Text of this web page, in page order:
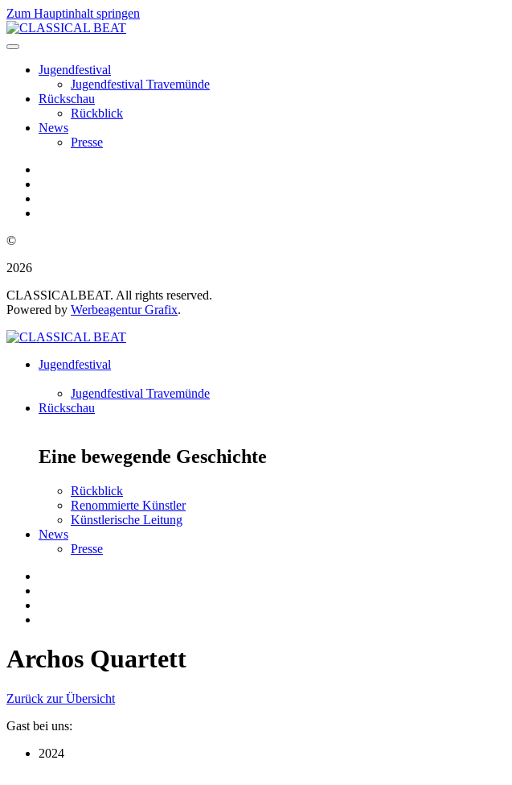
Zum Hauptinhalt springen
Jugendfestival
Jugendfestival Travemünde
Rückschau
Rückblick
News
Presse
©
2026
CLASSICALBEAT. All rights reserved.
Powered by Werbeagentur Grafix.
Jugendfestival
Jugendfestival Travemünde
Rückschau
Eine bewegende Geschichte
Rückblick
Renommierte Künstler
Künstlerische Leitung
News
Presse
Archos Quartett
Zurück zur Übersicht
Gast bei uns:
2024